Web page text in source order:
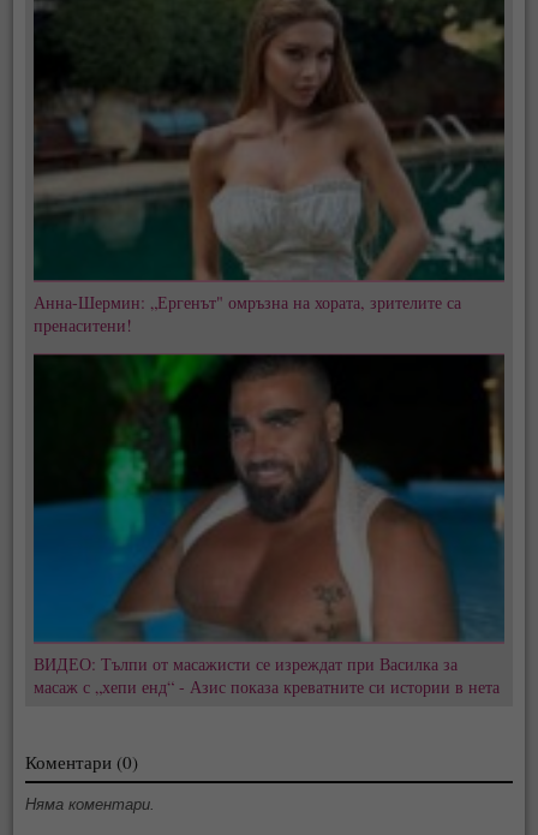
Анна-Шермин: „Ергенът" омръзна на хората, зрителите са
пренаситени!
ВИДЕО: Тълпи от масажисти се изреждат при Василка за
масаж с „хепи енд“ - Азис показа креватните си истории в нета
Коментари (0)
Няма коментари.